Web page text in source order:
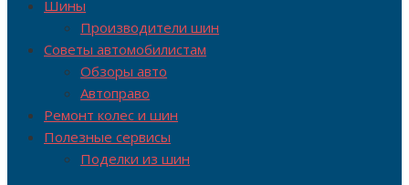
Шины
Производители шин
Советы автомобилистам
Обзоры авто
Автоправо
Ремонт колес и шин
Полезные сервисы
Поделки из шин